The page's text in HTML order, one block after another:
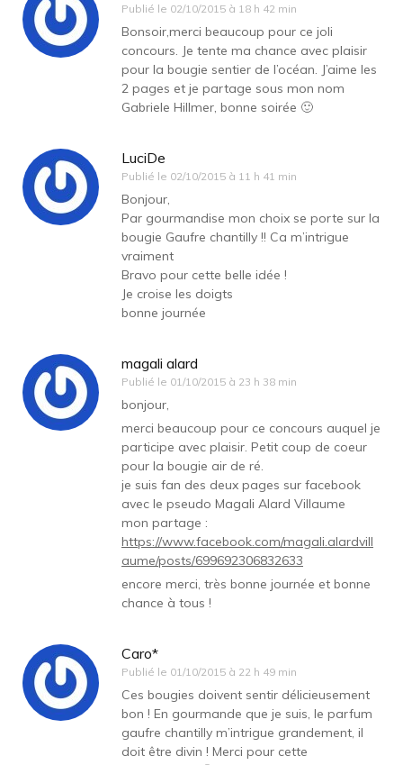
Publié le 02/10/2015 à 18 h 42 min
Bonsoir,merci beaucoup pour ce joli
concours. Je tente ma chance avec plaisir
pour la bougie sentier de l’océan. J’aime les
2 pages et je partage sous mon nom
Gabriele Hillmer, bonne soirée 🙂
LuciDe
Publié le 02/10/2015 à 11 h 41 min
Bonjour,
Par gourmandise mon choix se porte sur la
bougie Gaufre chantilly !! Ca m’intrigue
vraiment
Bravo pour cette belle idée !
Je croise les doigts
bonne journée
magali alard
Publié le 01/10/2015 à 23 h 38 min
bonjour,
merci beaucoup pour ce concours auquel je
participe avec plaisir. Petit coup de coeur
pour la bougie air de ré.
je suis fan des deux pages sur facebook
avec le pseudo Magali Alard Villaume
mon partage :
https://www.facebook.com/magali.alardvill
aume/posts/699692306832633
encore merci, très bonne journée et bonne
chance à tous !
Caro*
Publié le 01/10/2015 à 22 h 49 min
Ces bougies doivent sentir délicieusement
bon ! En gourmande que je suis, le parfum
gaufre chantilly m’intrigue grandement, il
doit être divin ! Merci pour cette